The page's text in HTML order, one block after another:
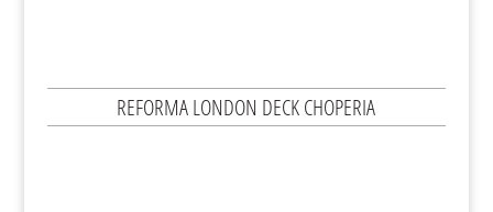
REFORMA LONDON DECK CHOPERIA